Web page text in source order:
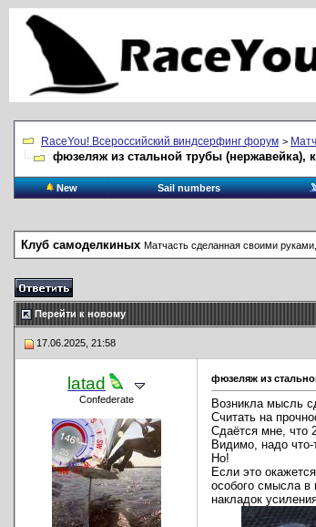
RaceYou! Всероссийский виндсерфинг форум >
фюзеляж из стальной трубы (нержавейка),
New Sail numbers
Клуб самоделкиных Матчасть сделанная своими
Перейти к новому
17.06.2025, 21:58
latad
Confederate
фюзеляж из
Возникла мысль
Считать на
Сдаётся мне, что
Видимо, надо
Но!
Если это
особого смысла в
накладок